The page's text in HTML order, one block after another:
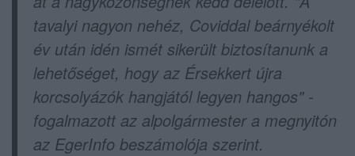
tavalyi nagyon nehéz, Coviddal beárnyékolt
év után idén ismét sikerült biztosítanunk a
lehetőséget, hogy az Érsekkert újra
korcsolyázók hangjától legyen hangos" -
fogalmazott az alpolgármester a megnyitón
az EgerInfo beszámolója szerint.